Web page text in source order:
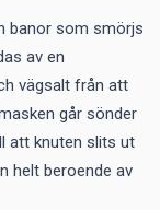
banor som smörjs
av en
vägsalt från att
går sönder
att knuten slits ut
helt beroende av